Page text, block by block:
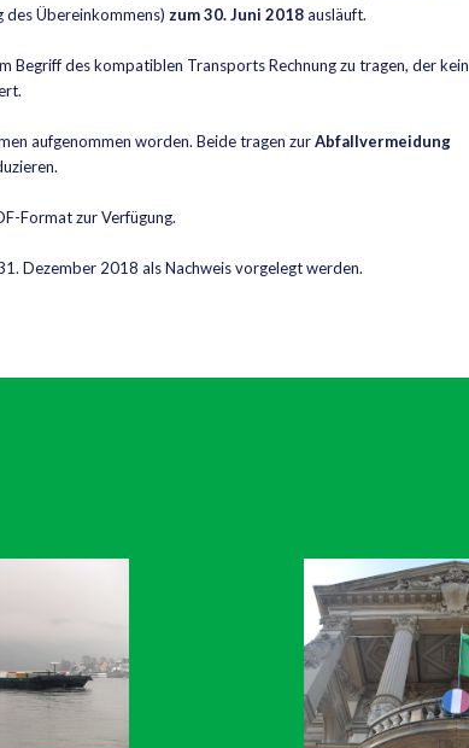
des Übereinkommens) zum 30. Juni 2018ausläuft.
Begriff des kompatiblen Transports Rechnung zu tragen, der kein
aufgenommen worden. Beide tragen zurAbfallvermeidung
Format zur Verfügung.
Dezember 2018 als Nachweis vorgelegt werden.